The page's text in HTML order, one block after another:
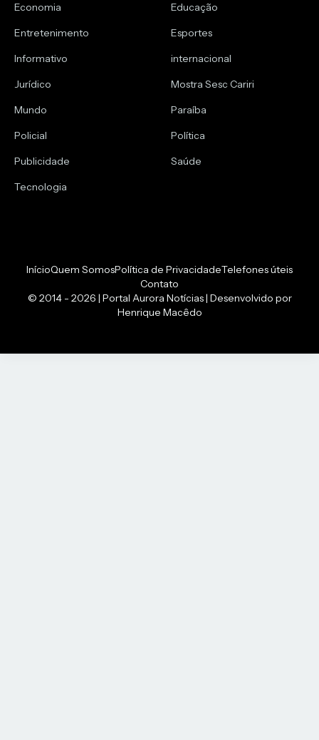
Economia
Educação
Entretenimento
Esportes
Informativo
internacional
Jurídico
Mostra Sesc Cariri
Mundo
Paraíba
Policial
Política
Publicidade
Saúde
Tecnologia
© 2014 - 2026 | Portal Aurora Notícias | Desenvolvido por
Henrique Macêdo
InícioQuem SomosPolítica de PrivacidadeTelefones úteis
Contato